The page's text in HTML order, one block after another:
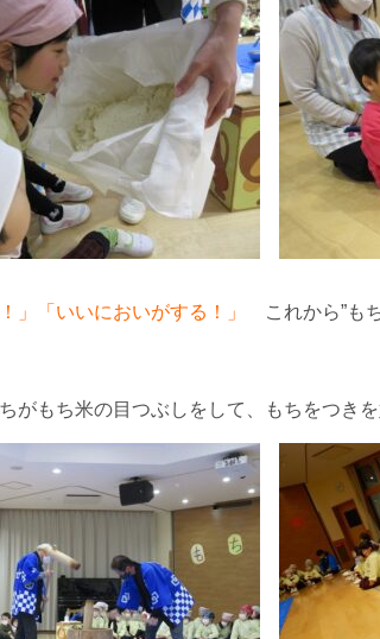
！」「いいにおいがする！」 これから”も
がもち米の目つぶしをして、もちをつきを